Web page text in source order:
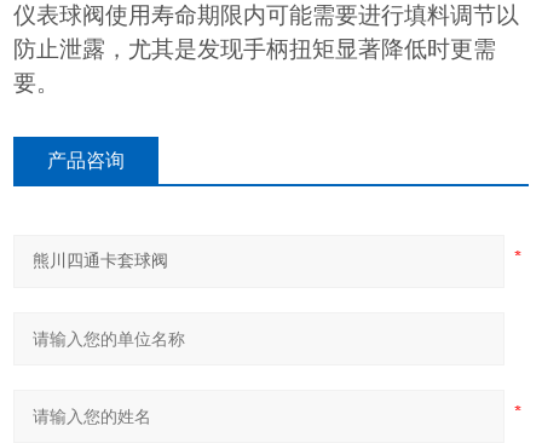
仪表球阀使用寿命期限内可能需要进行填料调节以
防止泄露，尤其是发现手柄扭矩显著降低时更需
要。
产品咨询